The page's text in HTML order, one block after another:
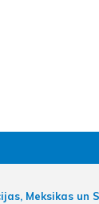
Meksikas un